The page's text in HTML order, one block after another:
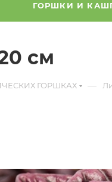
ГОРШКИ И
см
ГОРШКАХ —